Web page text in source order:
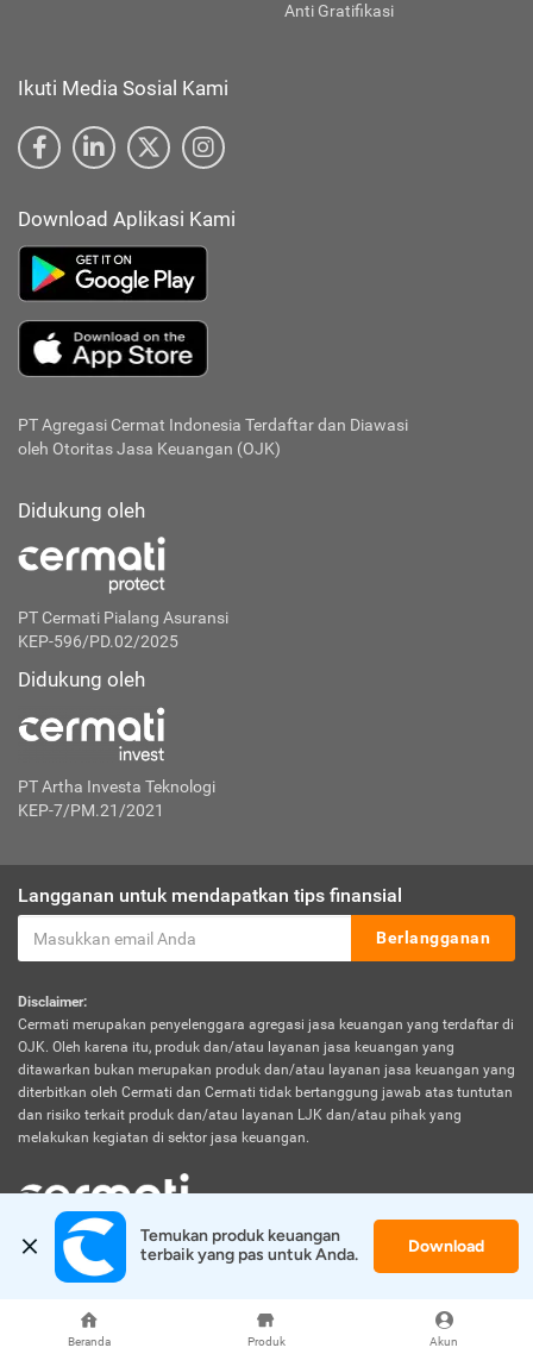
Beranda Produk Akun
Anti Gratifikasi
Ikuti Media Sosial Kami
Download Aplikasi Kami
PT Agregasi Cermat Indonesia Terdaftar dan Diawasi
oleh Otoritas Jasa Keuangan (OJK)
Didukung oleh
PT Cermati Pialang Asuransi
KEP-596/PD.02/2025
Didukung oleh
PT Artha Investa Teknologi
KEP-7/PM.21/2021
Langganan untuk mendapatkan tips finansial
Berlangganan
Disclaimer:
Cermati merupakan penyelenggara agregasi jasa keuangan yang terdaftar di
OJK. Oleh karena itu, produk dan/atau layanan jasa keuangan yang
ditawarkan bukan merupakan produk dan/atau layanan jasa keuangan yang
diterbitkan oleh Cermati dan Cermati tidak bertanggung jawab atas tuntutan
dan risiko terkait produk dan/atau layanan LJK dan/atau pihak yang
melakukan kegiatan di sektor jasa keuangan.
© 2026 Cermati. All Rights Reserved.
Temukan produk keuangan
terbaik yang pas untuk Anda.
Download